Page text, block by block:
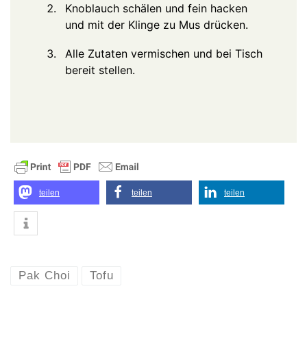
Knoblauch schälen und fein hacken
und mit der Klinge zu Mus drücken.
Alle Zutaten vermischen und bei Tisch
bereit stellen.
teilen teilen teilen
Pak Choi Tofu